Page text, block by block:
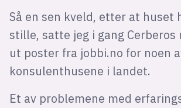
Så en sen kveld, etter at huset
stille, satte jeg i gang Cerberos
ut poster fra jobbi.no for noen
konsulenthusene i landet.
Et av problemene med